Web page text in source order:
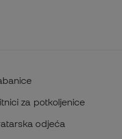
za potkoljenice
odjeća